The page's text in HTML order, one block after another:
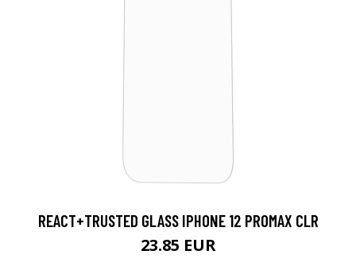
REACT+TRUSTED GLASS IPHONE 12 PROMAX CLR
23.85 EUR